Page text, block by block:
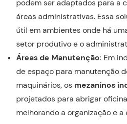
podem ser adaptados para a
áreas administrativas. Essa
útil em ambientes onde há
setor produtivo e o
Áreas de Manutenção: Em
de espaço para manutenção
maquinários, os mezaninos
projetados para abrigar
melhorando a organização e a